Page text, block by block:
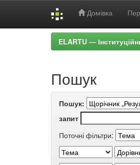
Домівка
ELARTU —
Пошук
Пошук:
запит
Поточні фільтри: